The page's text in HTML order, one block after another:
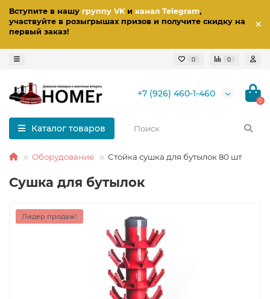
Вступите в нашу группу VKи канал Telegram,
участвуйте в розыгрышах призов и получите скидку на
первый заказ!
0 0
+7 (926) 460-1-460
0
Каталог товаров
Оборудование Стойка сушка для бутылок 80 шт
Сушка для бутылок
Лидер продаж!